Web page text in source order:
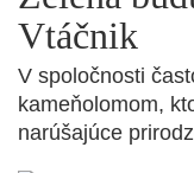
Vtáčnik
V spoločnosti
kameňolomom,
narúšajúce